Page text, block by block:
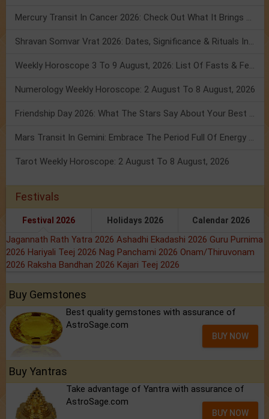
Mercury Transit In Cancer 2026: Check Out What It Brings For You
Shravan Somvar Vrat 2026: Dates, Significance & Rituals In August
Weekly Horoscope 3 To 9 August, 2026: List Of Fasts & Festivals
Numerology Weekly Horoscope: 2 August To 8 August, 2026
Friendship Day 2026: What The Stars Say About Your Best Friend!
Mars Transit In Gemini: Embrace The Period Full Of Energy & Intelligence
Tarot Weekly Horoscope: 2 August To 8 August, 2026
Festivals
Festival 2026 Holidays 2026 Calendar 2026
Jagannath Rath Yatra 2026 Ashadhi Ekadashi 2026 Guru Purnima
2026 Hariyali Teej 2026 Nag Panchami 2026 Onam/Thiruvonam
2026 Raksha Bandhan 2026 Kajari Teej 2026
Buy Gemstones
Best quality gemstones with assurance of
AstroSage.com
BUY NOW
Buy Yantras
Take advantage of Yantra with assurance of
AstroSage.com
BUY NOW